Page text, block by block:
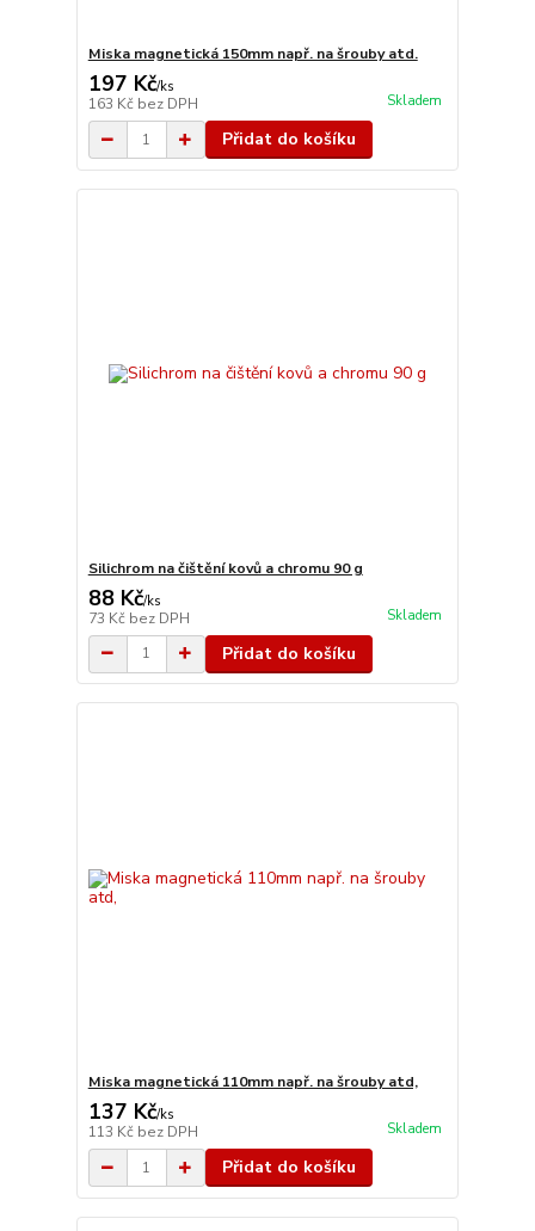
Miska magnetická 150mm např. na šrouby atd.
197 Kč/ks
163 Kč bez DPH Skladem
Přidat do košíku
Silichrom na čištění kovů a chromu 90 g
88 Kč/ks
73 Kč bez DPH Skladem
Přidat do košíku
Miska magnetická 110mm např. na šrouby atd,
137 Kč/ks
113 Kč bez DPH Skladem
Přidat do košíku